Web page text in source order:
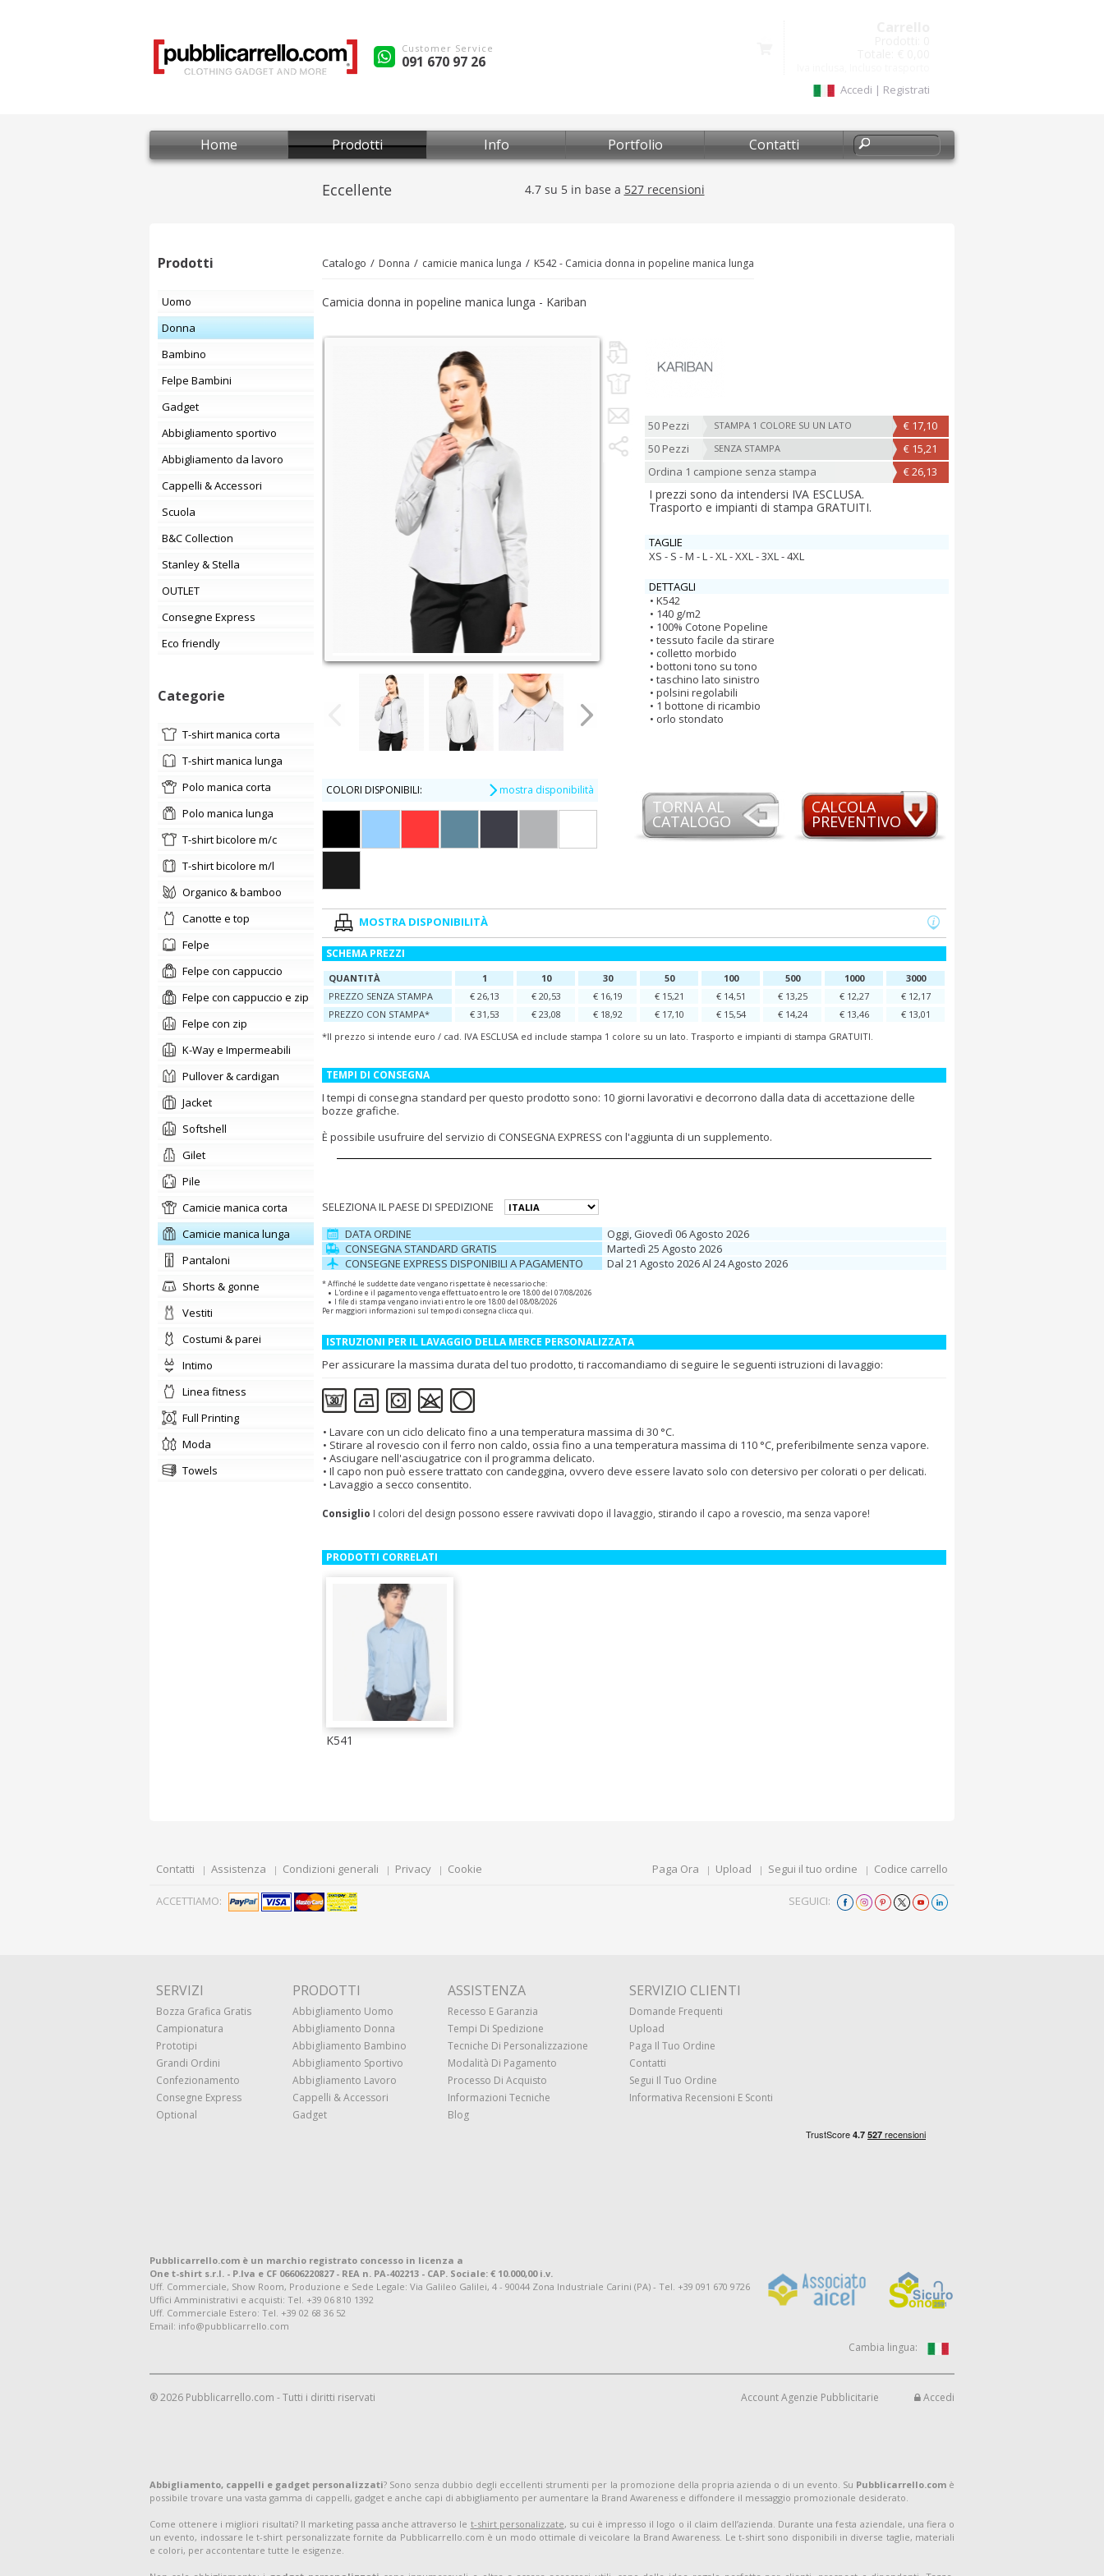
Customer Service
091 670 97 26
Accedi | Registrati
Home Prodotti Info Portfolio Contatti
Prodotti
Uomo
Donna
Bambino
Felpe Bambini
Gadget
Abbigliamento sportivo
Abbigliamento da lavoro
Cappelli & Accessori
Scuola
B&C Collection
Stanley & Stella
OUTLET
Consegne Express
Eco friendly
Categorie
t-shirt manica corta
t-shirt manica lunga
polo manica corta
polo manica lunga
t-shirt bicolore m/c
t-shirt bicolore m/l
organico & bamboo
canotte e top
felpe
Felpe con cappuccio
Felpe con cappuccio e zip
Felpe con zip
K-Way e Impermeabili
pullover & cardigan
jacket
softshell
Gilet
pile
camicie manica corta
camicie manica lunga
pantaloni
shorts & gonne
vestiti
costumi & parei
intimo
linea fitness
Full Printing
moda
towels
Catalogo Donna camicie manica lunga K542 - Camicia donna in popeline manica lunga
Camicia donna in popeline manica lunga - Kariban
50 Pezzi STAMPA 1 COLORE SU UN LATO
€ 17,10
50 Pezzi
SENZA STAMPA
€ 15,21
Ordina 1 campione senza stampa
€ 26,13
I prezzi sono da intendersi IVA ESCLUSA.
Trasporto e impianti di stampa GRATUITI.
TAGLIE
XS - S - M - L - XL - XXL - 3XL - 4XL
DETTAGLI
K542
140 g/m2
100% Cotone Popeline
tessuto facile da stirare
colletto morbido
bottoni tono su tono
taschino lato sinistro
polsini regolabili
1 bottone di ricambio
orlo stondato
COLORI DISPONIBILI: mostra disponibilità
TORNA AL
CATALOGO
CALCOLA
PREVENTIVO
MOSTRA DISPONIBILITÀ
SCHEMA PREZZI
QUANTITÀ 1 10 30 50 100 500 1000
3000
PREZZO SENZA STAMPA
€ 26,13 € 20,53 € 16,19 € 15,21 € 14,51 € 13,25 € 12,27
€ 12,17
PREZZO CON STAMPA*
€ 31,53 € 23,08 € 18,92 € 17,10 € 15,54 € 14,24 € 13,46
€ 13,01
*Il prezzo si intende euro / cad. IVA ESCLUSA ed include stampa 1 colore su un lato. Trasporto e impianti di stampa GRATUITI.
TEMPI DI CONSEGNA
I tempi di consegna standard per questo prodotto sono: 10 giorni lavorativi e decorrono dalla data di accettazione delle
bozze grafiche.
È possibile usufruire del servizio di CONSEGNA EXPRESS con l'aggiunta di un supplemento.
SELEZIONA IL PAESE DI SPEDIZIONE
DATA ORDINE
Oggi, Giovedì 06 Agosto 2026
CONSEGNA STANDARD GRATIS
Martedì 25 Agosto 2026
CONSEGNE EXPRESS DISPONIBILI A PAGAMENTO
Dal 21 Agosto 2026 Al 24 Agosto 2026
* Affinché le suddette date vengano rispettate è necessario che:
L'ordine e il pagamento venga effettuato entro le ore 18:00 del 07/08/2026
I file di stampa vengano inviati entro le ore 18:00 del 08/08/2026
Per maggiori informazioni sul tempo di consegna clicca qui.
ISTRUZIONI PER IL LAVAGGIO DELLA MERCE PERSONALIZZATA
Per assicurare la massima durata del tuo prodotto, ti raccomandiamo di seguire le seguenti istruzioni di lavaggio:
Lavare con un ciclo delicato fino a una temperatura massima di 30 °C.
Stirare al rovescio con il ferro non caldo, ossia fino a una temperatura massima di 110 °C, preferibilmente senza vapore.
Asciugare nell'asciugatrice con il programma delicato.
Il capo non può essere trattato con candeggina, ovvero deve essere lavato solo con detersivo per colorati o per delicati.
Lavaggio a secco consentito.
Consiglio I colori del design possono essere ravvivati dopo il lavaggio, stirando il capo a rovescio, ma senza vapore!
PRODOTTI CORRELATI
K541
Contatti Assistenza Condizioni generali Privacy Cookie Paga Ora Upload Segui il tuo ordine Codice carrello
ACCETTIAMO: SEGUICI:
SERVIZI
Bozza Grafica Gratis
Campionatura
Prototipi
Grandi Ordini
Confezionamento
Consegne Express
Optional
PRODOTTI
Abbigliamento Uomo
Abbigliamento Donna
Abbigliamento Bambino
Abbigliamento Sportivo
Abbigliamento Lavoro
Cappelli & Accessori
Gadget
ASSISTENZA
Recesso E Garanzia
Tempi Di Spedizione
Tecniche Di Personalizzazione
Modalità Di Pagamento
Processo Di Acquisto
Informazioni Tecniche
Blog
SERVIZIO CLIENTI
Domande Frequenti
Upload
Paga Il Tuo Ordine
Contatti
Segui Il Tuo Ordine
Informativa Recensioni E Sconti
Pubblicarrello.com è un marchio registrato concesso in licenza a
One t-shirt s.r.l. - P.Iva e CF 06606220827 - REA n. PA-402213 - CAP. Sociale: € 10.000,00 i.v.
Uff. Commerciale, Show Room, Produzione e Sede Legale: Via Galileo Galilei, 4 - 90044 Zona Industriale Carini (PA) - Tel. +39 091 670 9726
Uffici Amministrativi e acquisti: Tel. +39 06 810 1392
Uff. Commerciale Estero: Tel. +39 02 68 36 52
Email: info@pubblicarrello.com
Cambia lingua:
® 2026 Pubblicarrello.com - Tutti i diritti riservati Account Agenzie Pubblicitarie Accedi
Abbigliamento, cappelli e gadget personalizzati? Sono senza dubbio degli eccellenti strumenti per la promozione della propria azienda o di un evento. Su Pubblicarrello.comè
possibile trovare una vasta gamma di cappelli, gadget e anche capi di abbigliamento per aumentare la Brand Awareness e diffondere il messaggio promozionale desiderato.
Come ottenere i migliori risultati? Il marketing passa anche attraverso le t-shirt personalizzate, su cui è impresso il logo o il claim dell’azienda. Durante una festa aziendale, una fiera o
un evento, indossare le t-shirt personalizzate fornite da Pubblicarrello.com è un modo ottimale di veicolare la Brand Awareness. Le t-shirt sono disponibili in diverse taglie, materiali
e colori, per accontentare tutte le esigenze.